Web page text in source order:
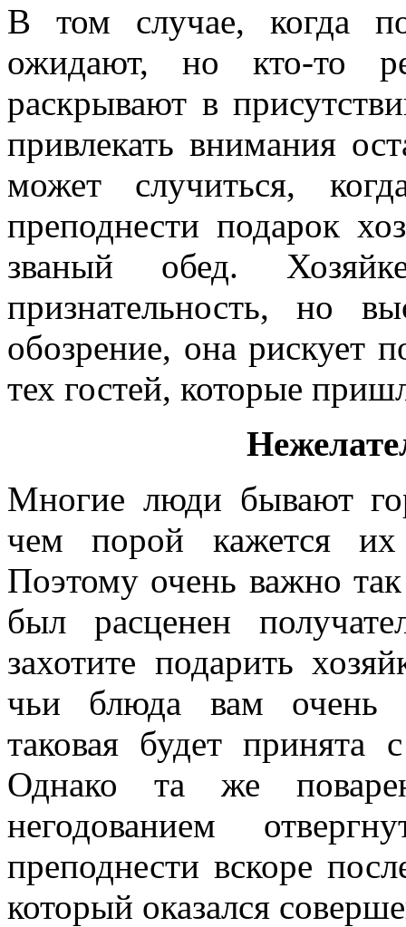
В том случае, когда
ожидают, но кто-то
раскрывают в
привлекать внимания
может случиться,
преподнести подарок
званый обед.
признательность, но
обозрение, она рискует
тех гостей, которые
Многие люди бывают
чем порой кажется
Поэтому очень важно
был расценен
захотите подарить
чьи блюда вам очень
таковая будет принята
Однако та же
негодованием
преподнести вскоре
который оказался